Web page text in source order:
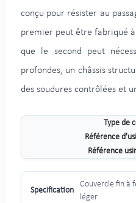
conçu pour résister au
premier peut être fabriqué
que le second peut
profondes, un châssis
des soudures contrôlées et
Type de
Référence
Référence
Couvercle fin à
léger